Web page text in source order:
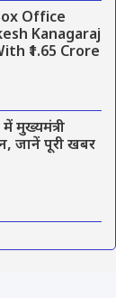
Office
Kanagaraj
₹1.65 Crore
मुख्यमंत्री
जानें पूरी खबर